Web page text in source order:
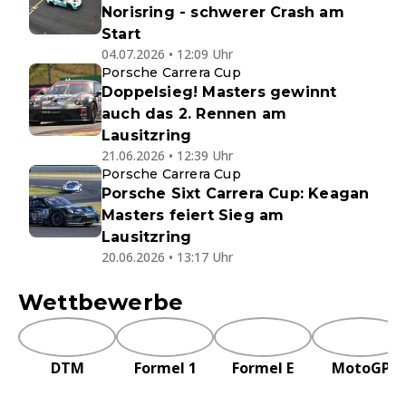
Norisring - schwerer Crash am
Start
04.07.2026 • 12:09 Uhr
Porsche Carrera Cup
Doppelsieg! Masters gewinnt
auch das 2. Rennen am
Lausitzring
21.06.2026 • 12:39 Uhr
Porsche Carrera Cup
Porsche Sixt Carrera Cup: Keagan
Masters feiert Sieg am
Lausitzring
20.06.2026 • 13:17 Uhr
Wettbewerbe
DTM Formel 1 Formel E MotoGP